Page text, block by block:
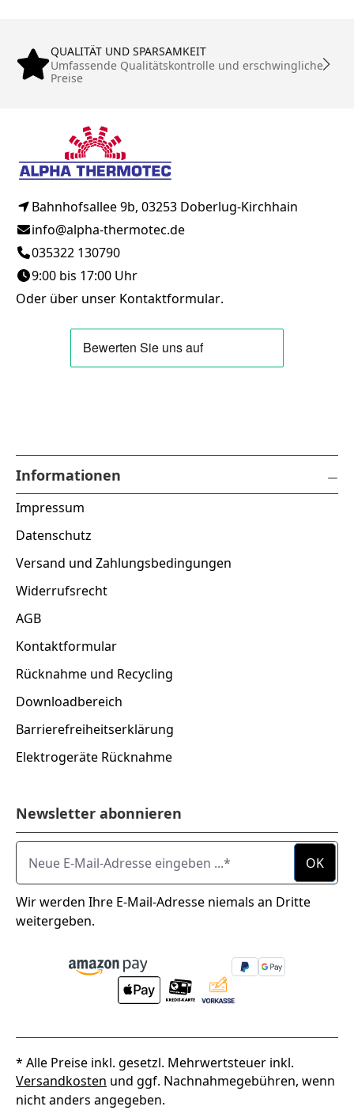
QUALITÄT UND SPARSAMKEIT
Umfassende Qualitätskontrolle und erschwingliche
Preise
Bahnhofsallee 9b, 03253 Doberlug-Kirchhain
info@alpha-thermotec.de
035322 130790
9:00 bis 17:00 Uhr
Oder über unser Kontaktformular.
Informationen
Impressum
Datenschutz
Versand und Zahlungsbedingungen
Widerrufsrecht
AGB
Kontaktformular
Rücknahme und Recycling
Downloadbereich
Barrierefreiheitserklärung
Elektrogeräte Rücknahme
Newsletter abonnieren
Neue E-Mail-Adresse eingeben ...
OK
Wir werden Ihre E-Mail-Adresse niemals an Dritte
weitergeben.
* Alle Preise inkl. gesetzl. Mehrwertsteuer inkl.
Versandkosten und ggf. Nachnahmegebühren, wenn
nicht anders angegeben.